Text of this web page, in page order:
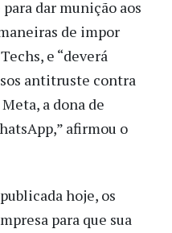
dar munição aos
de impor
e “deverá
antitruste contra
a dona de
afirmou o
hoje, os
para que sua